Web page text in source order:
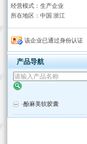
经营模式：生产企业
所在地区：中国 浙江
该企业已通过身份认证
产品导航
·酚麻美软胶囊